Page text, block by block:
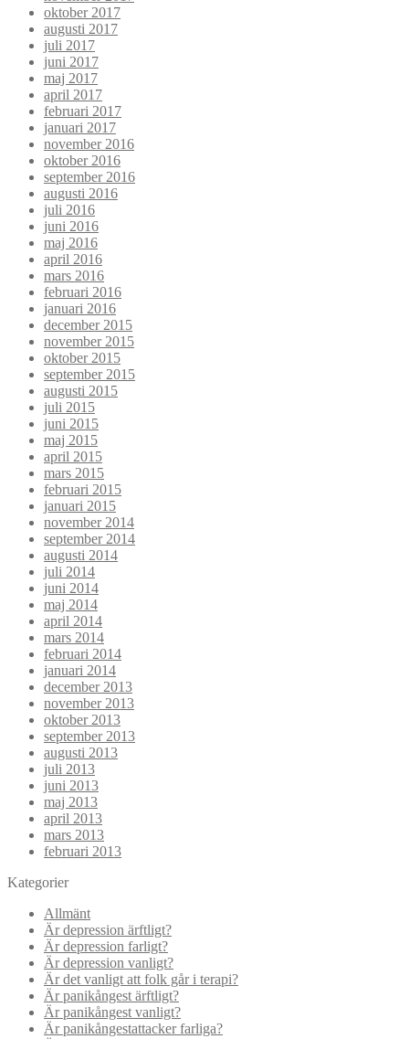
oktober 2017
augusti 2017
juli 2017
juni 2017
maj 2017
april 2017
februari 2017
januari 2017
november 2016
oktober 2016
september 2016
augusti 2016
juli 2016
juni 2016
maj 2016
april 2016
mars 2016
februari 2016
januari 2016
december 2015
november 2015
oktober 2015
september 2015
augusti 2015
juli 2015
juni 2015
maj 2015
april 2015
mars 2015
februari 2015
januari 2015
november 2014
september 2014
augusti 2014
juli 2014
juni 2014
maj 2014
april 2014
mars 2014
februari 2014
januari 2014
december 2013
november 2013
oktober 2013
september 2013
augusti 2013
juli 2013
juni 2013
maj 2013
april 2013
mars 2013
februari 2013
Kategorier
Allmänt
Är depression ärftligt?
Är depression farligt?
Är depression vanligt?
Är det vanligt att folk går i terapi?
Är panikångest ärftligt?
Är panikångest vanligt?
Är panikångestattacker farliga?